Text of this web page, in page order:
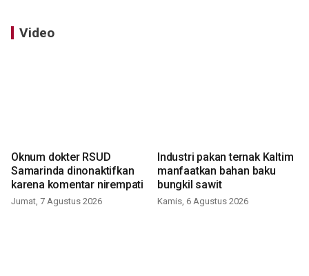
Video
Oknum dokter RSUD
Samarinda dinonaktifkan
karena komentar nirempati
Jumat, 7 Agustus 2026
Industri pakan ternak Kaltim
manfaatkan bahan baku
bungkil sawit
Kamis, 6 Agustus 2026